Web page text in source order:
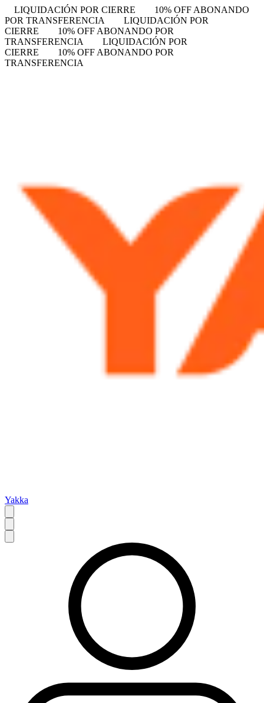
LIQUIDACIÓN POR CIERRE
10% OFF ABONANDO
POR TRANSFERENCIA
LIQUIDACIÓN POR
CIERRE
10% OFF ABONANDO POR
TRANSFERENCIA
LIQUIDACIÓN POR
CIERRE
10% OFF ABONANDO POR
TRANSFERENCIA
Yakka